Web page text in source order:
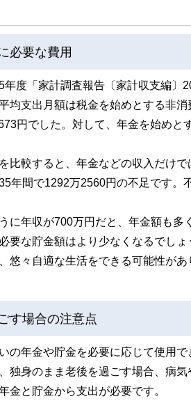
必要な費用
年度「家計調査報告〔家計収支編
均支出月額は税金を始めとする非
円でした。対して、年金を始めと
比較すると、年金などの収入だけ
年間で1292万2560円の不足です。
に年収が700万円だと、年金額も
要な貯金額はより少なくなるでし
悠々自適な生活をできる可能性があ
す場合の注意点
の年金や貯金を必要に応じて使用
独身のまま老後を過ごす場合、病
金と貯金から支出が必要です。